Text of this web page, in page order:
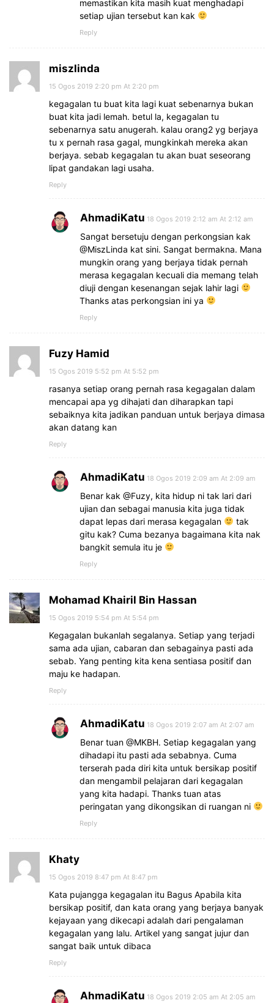
memastikan kita masih kuat menghadapi
setiap ujian tersebut kan kak
Reply
miszlinda
15 Ogos 2019 2:20 pm At 2:20 pm
kegagalan tu buat kita lagi kuat sebenarnya bukan
buat kita jadi lemah. betul la, kegagalan tu
sebenarnya satu anugerah. kalau orang2 yg berjaya
tu x pernah rasa gagal, mungkinkah mereka akan
berjaya. sebab kegagalan tu akan buat seseorang
lipat gandakan lagi usaha.
Reply
AhmadiKatu 18 Ogos 2019 2:12 am At 2:12 am
Sangat bersetuju dengan perkongsian kak
@MiszLinda kat sini. Sangat bermakna. Mana
mungkin orang yang berjaya tidak pernah
merasa kegagalan kecuali dia memang telah
diuji dengan kesenangan sejak lahir lagi
Thanks atas perkongsian ini ya
Reply
Fuzy Hamid
15 Ogos 2019 5:52 pm At 5:52 pm
rasanya setiap orang pernah rasa kegagalan dalam
mencapai apa yg dihajati dan diharapkan tapi
sebaiknya kita jadikan panduan untuk berjaya dimasa
akan datang kan
Reply
AhmadiKatu 18 Ogos 2019 2:09 am At 2:09 am
Benar kak @Fuzy, kita hidup ni tak lari dari
ujian dan sebagai manusia kita juga tidak
dapat lepas dari merasa kegagalan
tak
gitu kak? Cuma bezanya bagaimana kita nak
bangkit semula itu je
Reply
Mohamad Khairil Bin Hassan
15 Ogos 2019 5:54 pm At 5:54 pm
Kegagalan bukanlah segalanya. Setiap yang terjadi
sama ada ujian, cabaran dan sebagainya pasti ada
sebab. Yang penting kita kena sentiasa positif dan
maju ke hadapan.
Reply
AhmadiKatu 18 Ogos 2019 2:07 am At 2:07 am
Benar tuan @MKBH. Setiap kegagalan yang
dihadapi itu pasti ada sebabnya. Cuma
terserah pada diri kita untuk bersikap positif
dan mengambil pelajaran dari kegagalan
yang kita hadapi. Thanks tuan atas
peringatan yang dikongsikan di ruangan ni
Reply
Khaty
15 Ogos 2019 8:47 pm At 8:47 pm
Kata pujangga kegagalan itu Bagus Apabila kita
bersikap positif, dan kata orang yang berjaya banyak
kejayaan yang dikecapi adalah dari pengalaman
kegagalan yang lalu. Artikel yang sangat jujur dan
sangat baik untuk dibaca
Reply
AhmadiKatu 18 Ogos 2019 2:05 am At 2:05 am